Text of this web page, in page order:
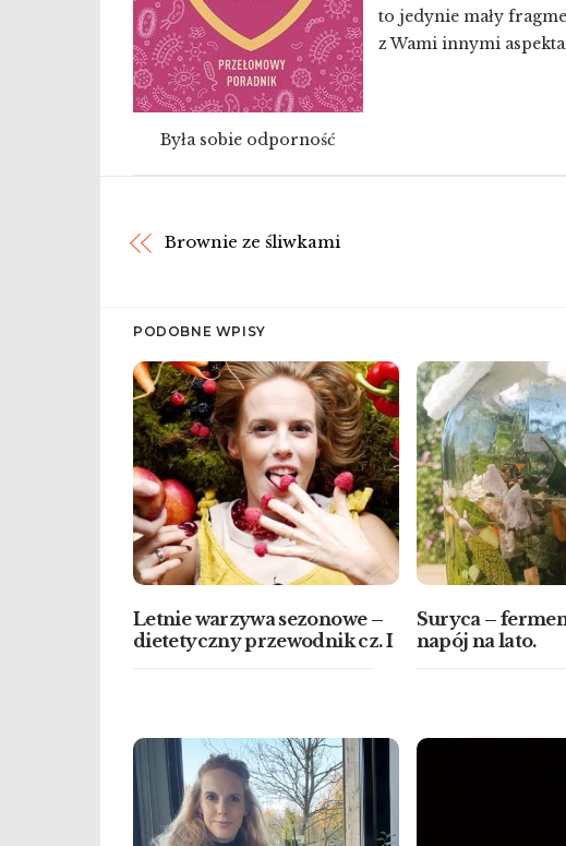
Była sobie odporność
to jedynie mały
z Wami innymi
Brownie ze śliwkami
PODOBNE WPISY
Letnie warzywa sezonowe –
dietetyczny przewodnik cz. I
Suryca –
napój na lato.